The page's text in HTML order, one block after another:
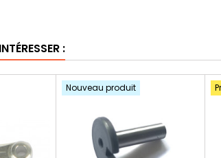
:
Nouveau produit